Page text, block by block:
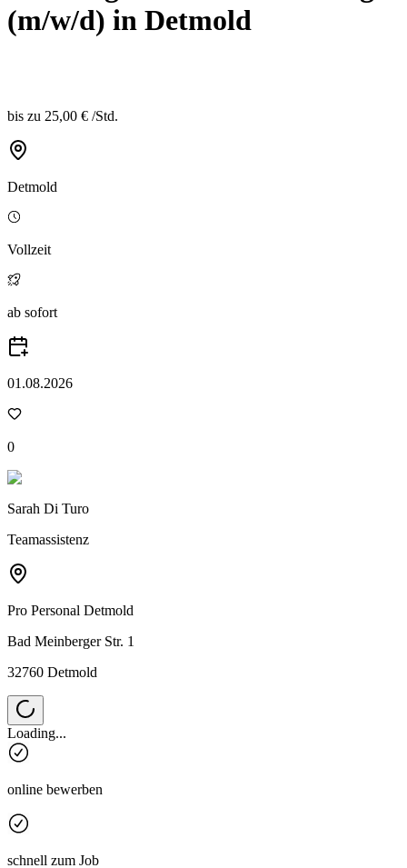
(m/w/d) in Detmold
bis zu 25,00 € /Std.
Detmold
Vollzeit
ab sofort
01.08.2026
0
Sarah Di Turo
Teamassistenz
Pro Personal Detmold
Bad Meinberger Str. 1
32760 Detmold
Loading...
online bewerben
schnell zum Job